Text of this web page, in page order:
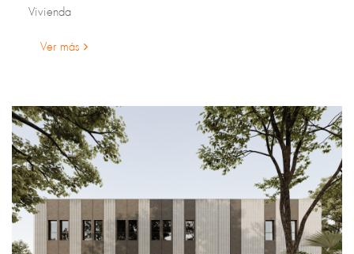
Vivienda
Ver más